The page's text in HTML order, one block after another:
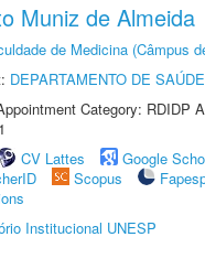
Muniz de Almeida
de Medicina (Câmpus
DEPARTAMENTO DE
Category: RDIDP
CV Lattes
Google
Scopus
Institucional UNESP